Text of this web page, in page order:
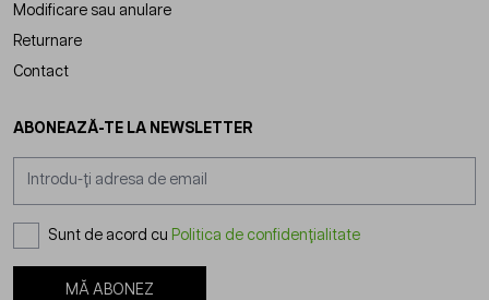
Modificare sau anulare
Returnare
Contact
ABONEAZĂ-TE LA NEWSLETTER
Sunt de acord cu Politica de confidențialitate
MĂ ABONEZ